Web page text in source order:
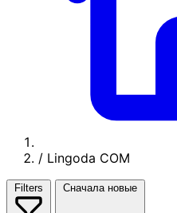
/ Lingoda COM
Filters Сначала новые